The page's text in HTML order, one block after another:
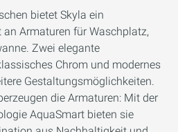
bietet Skyla ein
Armaturen für Waschplatz,
Zwei elegante
Chrom und modernes
Gestaltungsmöglichkeiten.
die Armaturen: Mit der
AquaSmart bieten sie